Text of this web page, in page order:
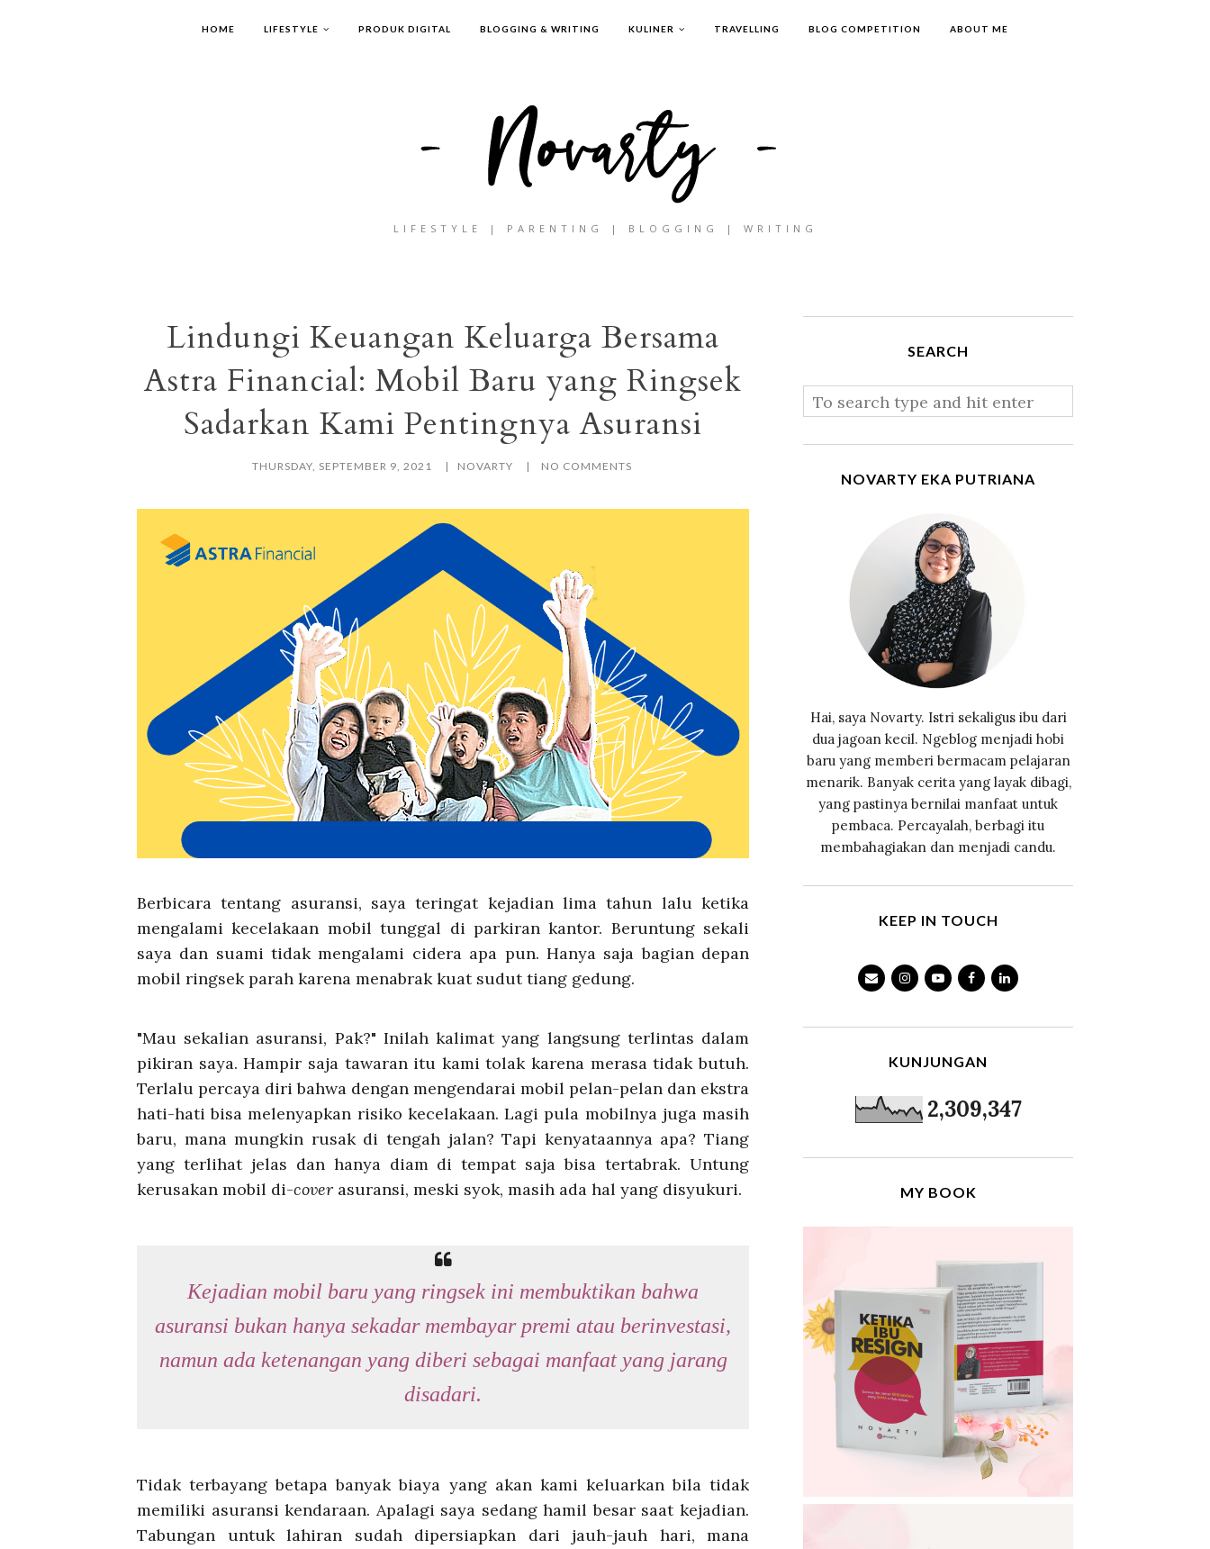
HOME LIFESTYLE PRODUK DIGITAL BLOGGING & WRITING KULINER TRAVELLING BLOG COMPETITION ABOUT ME
LIFESTYLE | PARENTING | BLOGGING | WRITING
Lindungi Keuangan Keluarga Bersama
Astra Financial: Mobil Baru yang Ringsek
Sadarkan Kami Pentingnya Asuransi
THURSDAY, SEPTEMBER 9, 2021 NOVARTY NO COMMENTS
Berbicara tentang asuransi, saya teringat kejadian lima tahun lalu ketika
mengalami kecelakaan mobil tunggal di parkiran kantor. Beruntung sekali
saya dan suami tidak mengalami cidera apa pun. Hanya saja bagian depan
mobil ringsek parah karena menabrak kuat sudut tiang gedung.
"Mau sekalian asuransi, Pak?" Inilah kalimat yang langsung terlintas dalam
pikiran saya. Hampir saja tawaran itu kami tolak karena merasa tidak butuh.
Terlalu percaya diri bahwa dengan mengendarai mobil pelan-pelan dan ekstra
hati-hati bisa melenyapkan risiko kecelakaan. Lagi pula mobilnya juga masih
baru, mana mungkin rusak di tengah jalan? Tapi kenyataannya apa? Tiang
yang terlihat jelas dan hanya diam di tempat saja bisa tertabrak. Untung
kerusakan mobil di-cover asuransi, meski syok, masih ada hal yang disyukuri.
Kejadian mobil baru yang ringsek ini membuktikan bahwa
asuransi bukan hanya sekadar membayar premi atau berinvestasi,
namun ada ketenangan yang diberi sebagai manfaat yang jarang
disadari.
Tidak terbayang betapa banyak biaya yang akan kami keluarkan bila tidak
memiliki asuransi kendaraan. Apalagi saya sedang hamil besar saat kejadian.
Tabungan untuk lahiran sudah dipersiapkan dari jauh-jauh hari, mana
SEARCH
NOVARTY EKA PUTRIANA
Hai, saya Novarty. Istri sekaligus ibu dari
dua jagoan kecil. Ngeblog menjadi hobi
baru yang memberi bermacam pelajaran
menarik. Banyak cerita yang layak dibagi,
yang pastinya bernilai manfaat untuk
pembaca. Percayalah, berbagi itu
membahagiakan dan menjadi candu.
KEEP IN TOUCH
KUNJUNGAN
2,309,347
MY BOOK